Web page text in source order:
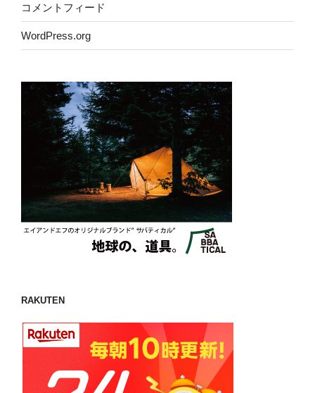
コメントフィード
WordPress.org
RAKUTEN